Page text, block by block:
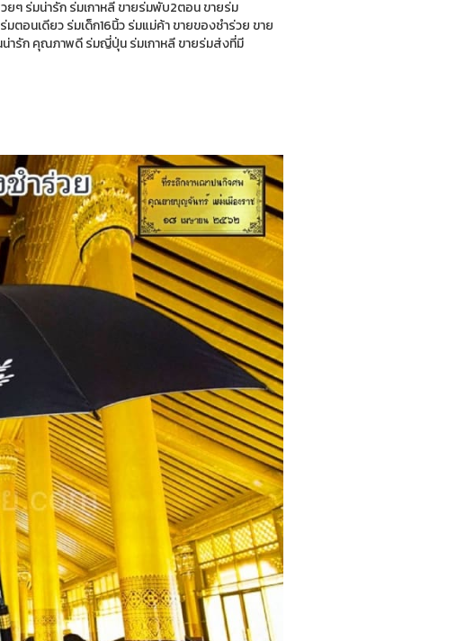
ๆ ร่มน่ารัก ร่มเกาหลี ขายร่มพับ2ตอน ขายร่ม
อนเดียว ร่มเด็ก16นิ้ว ร่มแม่ค้า ขายของชำร่วย ขาย
ารัก คุณภาพดี ร่มญี่ปุ่น ร่มเกาหลี ขายร่มส่งที่มี